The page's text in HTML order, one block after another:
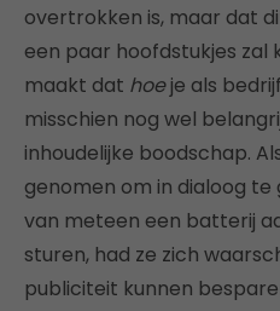
overtrokken is, maar dat
een paar hoofdstukjes zal
maakt dat hoeje als
misschien nog wel
inhoudelijke boodschap.
genomen om in dialoog
van meteen een batterij
sturen, had ze zich
publiciteit kunnen